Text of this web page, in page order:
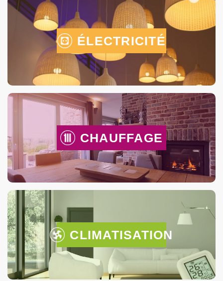
ÉLECTRICITÉ
CHAUFFAGE
CLIMATISATION